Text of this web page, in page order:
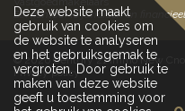
Elk kantoor is juridisch en
© 2026 Century 21 Immo New
Privacy policy
Deze website maakt
gebruik van cookies om
de website te analyseren
en het gebruiksgemak te
vergroten. Door gebruik te
maken van deze website
geeft u toestemming voor